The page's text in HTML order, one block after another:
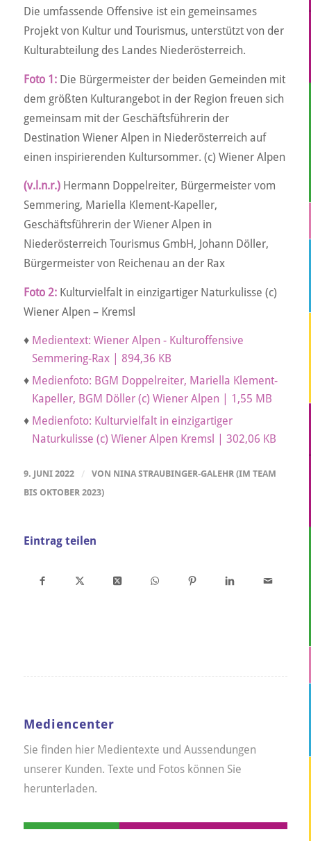
Die umfassende Offensive ist ein gemeinsames
Projekt von Kultur und Tourismus, unterstützt von der
Kulturabteilung des Landes Niederösterreich.
Foto 1: Die Bürgermeister der beiden Gemeinden mit
dem größten Kulturangebot in der Region freuen sich
gemeinsam mit der Geschäftsführerin der
Destination Wiener Alpen in Niederösterreich auf
einen inspirierenden Kultursommer. (c) Wiener Alpen
(v.l.n.r.) Hermann Doppelreiter, Bürgermeister vom
Semmering, Mariella Klement-Kapeller,
Geschäftsführerin der Wiener Alpen in
Niederösterreich Tourismus GmbH, Johann Döller,
Bürgermeister von Reichenau an der Rax
Foto 2: Kulturvielfalt in einzigartiger Naturkulisse (c)
Wiener Alpen – Kremsl
♦ Medientext: Wiener Alpen - Kulturoffensive
Semmering-Rax | 894,36 KB
♦ Medienfoto: BGM Doppelreiter, Mariella Klement-
Kapeller, BGM Döller (c) Wiener Alpen | 1,55 MB
♦ Medienfoto: Kulturvielfalt in einzigartiger
Naturkulisse (c) Wiener Alpen Kremsl | 302,06 KB
9. JUNI 2022 / VON NINA STRAUBINGER-GALEHR (IM TEAM
BIS OKTOBER 2023)
Eintrag teilen
Mediencenter
Sie finden hier Medientexte und Aussendungen
unserer Kunden. Texte und Fotos können Sie
herunterladen.